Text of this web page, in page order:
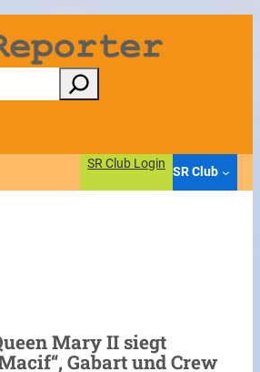
SR Club Login
SR Club
Mary II siegt
Gabart und Crew